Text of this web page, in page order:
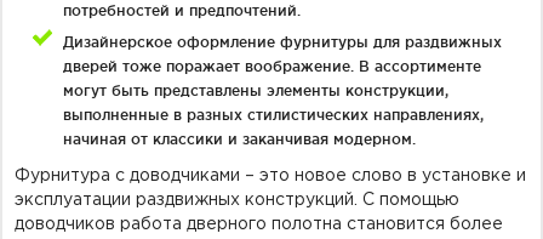
потребностей и предпочтений.
Дизайнерское оформление фурнитуры для раздвижных
дверей тоже поражает воображение. В ассортименте
могут быть представлены элементы конструкции,
выполненные в разных стилистических направлениях,
начиная от классики и заканчивая модерном.
Фурнитура с доводчиками – это новое слово в установке и
эксплуатации раздвижных конструкций. С помощью
доводчиков работа дверного полотна становится более